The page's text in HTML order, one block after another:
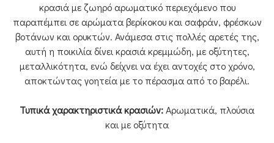
κρασιά με ζωηρό αρωματικό περιεχόμενο που
παραπέμπει σε αρώματα βερίκοκου και σαφράν, φρέσκων
βοτάνων και ορυκτών. Ανάμεσα στις πολλές αρετές της,
αυτή η ποικιλία δίνει κρασιά κρεμμώδη, με οξύτητες,
μεταλλικότητα, ενώ δείχνει να έχει αντοχές στο χρόνο,
αποκτώντας γοητεία με το πέρασμα από το βαρέλι.
Τυπικά χαρακτηριστικά κρασιών:Αρωματικά, πλούσια
και με οξύτητα